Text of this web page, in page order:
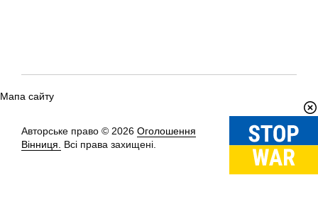
Мапа сайту
Авторське право © 2026 Оголошення
Вінниця.
Всі права захищені.
Вгору↑